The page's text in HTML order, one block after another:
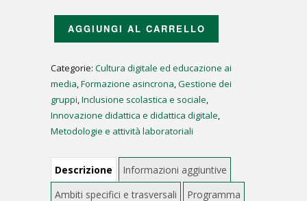
TECNICHE,
PRATICHE
PER
GESTIRE
CLASSI
DIFFICILI
AGGIUNGI AL CARRELLO
Categorie: Cultura digitale ed educazione ai
media Formazione asincrona Gestione dei
gruppi Inclusione scolastica e sociale
Innovazione didattica e didattica digitale
Metodologie e attività laboratoriali